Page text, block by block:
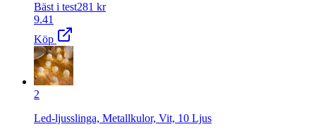
Bäst i test281 kr
9.41
Köp
2
Led-ljusslinga, Metallkulor, Vit, 10 Ljus